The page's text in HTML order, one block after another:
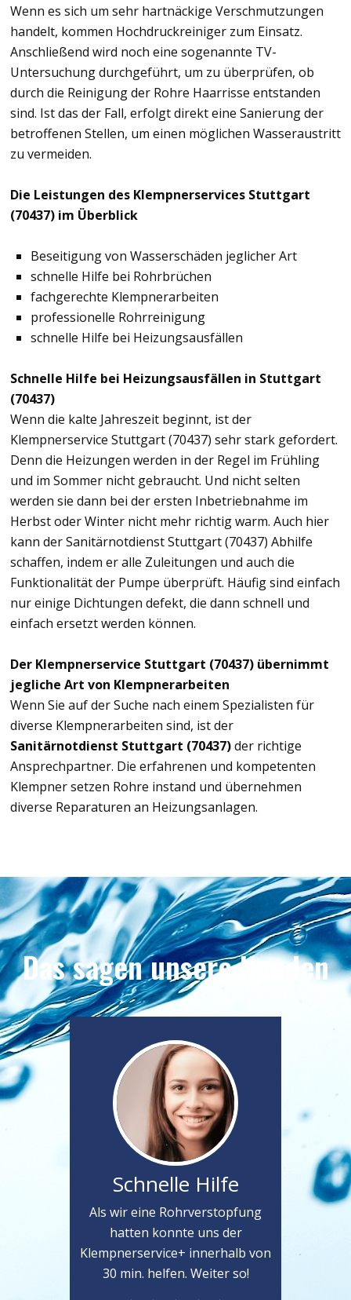
Wenn es sich um sehr hartnäckige Verschmutzungen
handelt, kommen Hochdruckreiniger zum Einsatz.
Anschließend wird noch eine sogenannte TV-
Untersuchung durchgeführt, um zu überprüfen, ob
durch die Reinigung der Rohre Haarrisse entstanden
sind. Ist das der Fall, erfolgt direkt eine Sanierung der
betroffenen Stellen, um einen möglichen Wasseraustritt
zu vermeiden.
Die Leistungen des Klempnerservices Stuttgart
(70437) im Überblick
Beseitigung von Wasserschäden jeglicher Art
schnelle Hilfe bei Rohrbrüchen
fachgerechte Klempnerarbeiten
professionelle Rohrreinigung
schnelle Hilfe bei Heizungsausfällen
Schnelle Hilfe bei Heizungsausfällen in Stuttgart
(70437)
Wenn die kalte Jahreszeit beginnt, ist der
Klempnerservice Stuttgart (70437) sehr stark gefordert.
Denn die Heizungen werden in der Regel im Frühling
und im Sommer nicht gebraucht. Und nicht selten
werden sie dann bei der ersten Inbetriebnahme im
Herbst oder Winter nicht mehr richtig warm. Auch hier
kann der Sanitärnotdienst Stuttgart (70437) Abhilfe
schaffen, indem er alle Zuleitungen und auch die
Funktionalität der Pumpe überprüft. Häufig sind einfach
nur einige Dichtungen defekt, die dann schnell und
einfach ersetzt werden können.
Der Klempnerservice Stuttgart (70437) übernimmt
jegliche Art von Klempnerarbeiten
Wenn Sie auf der Suche nach einem Spezialisten für
diverse Klempnerarbeiten sind, ist der
Sanitärnotdienst Stuttgart (70437)der richtige
Ansprechpartner. Die erfahrenen und kompetenten
Klempner setzen Rohre instand und übernehmen
diverse Reparaturen an Heizungsanlagen.
Das sagen unsere Kunden
Schnelle Hilfe
Als wir eine Rohrverstopfung
hatten konnte uns der
Klempnerservice+ innerhalb von
30 min. helfen. Weiter so!